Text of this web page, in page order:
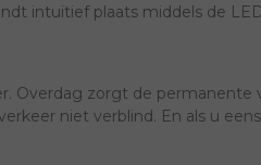
intuïtief plaats middels de
Overdag zorgt de
niet verblind. En als u